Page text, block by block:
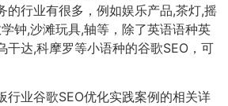
的行业有很多，例如娱乐产品,茶灯,摇
钟,沙滩玩具,轴等，除了英语语种英
干达,科摩罗等小语种的谷歌SEO，可
行业谷歌SEO优化实践案例的相关详